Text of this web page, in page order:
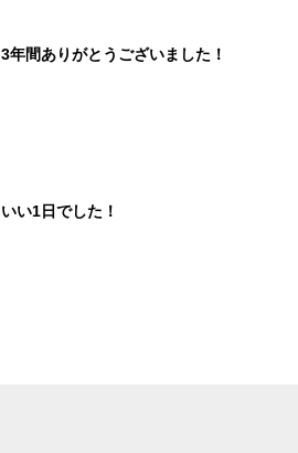
3年間ありがとうございました！
いい1日でした！